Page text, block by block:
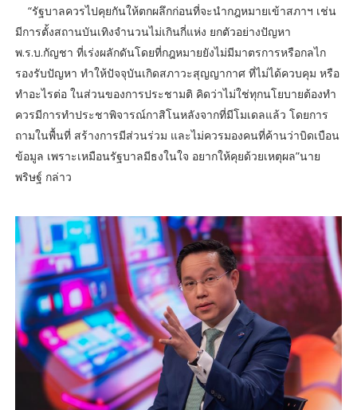
“รัฐบาลควรไปคุยกันให้ตกผลึกก่อนที่จะนำกฎหมายเข้าสภาฯ เช่น
มีการตั้งสถานบันเทิงจำนวนไม่เกินกี่แห่ง ยกตัวอย่างปัญหา
พ.ร.บ.กัญชา ที่เร่งผลักดันโดยที่กฎหมายยังไม่มีมาตรการหรือกลไก
รองรับปัญหา ทำให้ปัจจุบันเกิดสภาวะสุญญากาศ ที่ไม่ได้ควบคุม หรือ
ทำอะไรต่อ ในส่วนของการประชามติ คิดว่าไม่ใช่ทุกนโยบายต้องทำ
ควรมีการทำประชาพิจารณ์กาสิโนหลังจากที่มีโมเดลแล้ว โดยการ
ถามในพื้นที่ สร้างการมีส่วนร่วม และไม่ควรมองคนที่ค้านว่าบิดเบือน
ข้อมูล เพราะเหมือนรัฐบาลมีธงในใจ อยากให้คุยด้วยเหตุผล”นาย
พริษฐ์ กล่าว